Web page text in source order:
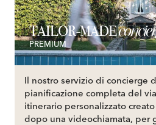
TAILOR-MADE
PREMIUM
Il nostro servizio di concierge
pianificazione completa del
itinerario personalizzato
dopo una videochiamata, per